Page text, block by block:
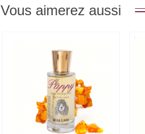
Vous aimerez aussi